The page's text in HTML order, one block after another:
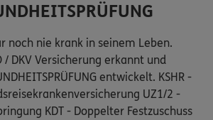
noch nie krank in seinem Leben.
/ DKV Versicherung erkannt und
entwickelt. KSHR -
UZ1/2 -
KDT - Doppelter Festzuschuss